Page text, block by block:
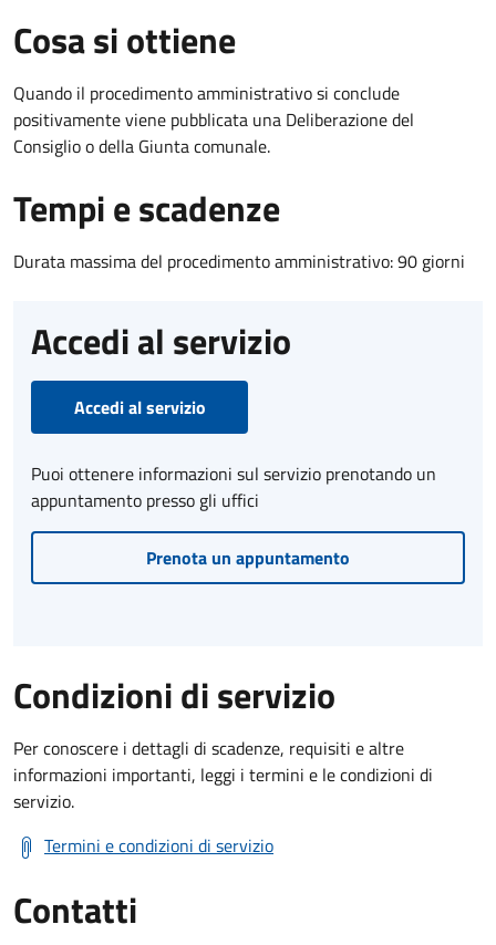
Cosa si ottiene
Quando il procedimento amministrativo si conclude
positivamente viene pubblicata una Deliberazione del
Consiglio o della Giunta comunale.
Tempi e scadenze
Durata massima del procedimento amministrativo: 90 giorni
Accedi al servizio
Accedi al servizio
Puoi ottenere informazioni sul servizio prenotando un
appuntamento presso gli uffici
Prenota un appuntamento
Condizioni di servizio
Per conoscere i dettagli di scadenze, requisiti e altre
informazioni importanti, leggi i termini e le condizioni di
servizio.
Termini e condizioni di servizio
Contatti